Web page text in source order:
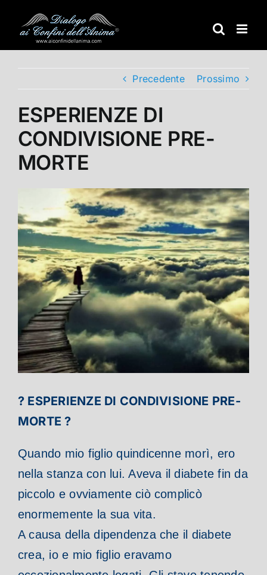
contenuto
Precedente Prossimo
ESPERIENZE DI
CONDIVISIONE PRE-
MORTE
? ESPERIENZE DI CONDIVISIONE PRE-
MORTE ?
Quando mio figlio quindicenne morì, ero
nella stanza con lui. Aveva il diabete fin da
piccolo e ovviamente ciò complicò
enormemente la sua vita.
A causa della dipendenza che il diabete
crea, io e mio figlio eravamo